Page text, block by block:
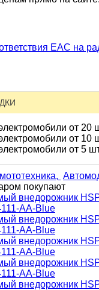
EAC на
от 20
от 10
от 5
покупают